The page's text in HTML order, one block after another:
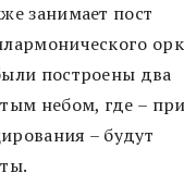
занимает пост
построены два
небом, где –
– будут